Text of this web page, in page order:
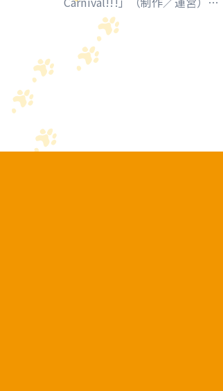
https://univirtual.jp/events/